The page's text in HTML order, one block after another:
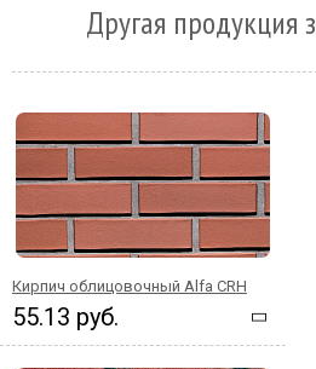
Другая продукция
Кирпич облицовочный Alfa CRH
55.13 руб.